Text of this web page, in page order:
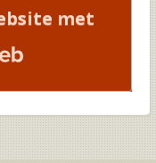
met